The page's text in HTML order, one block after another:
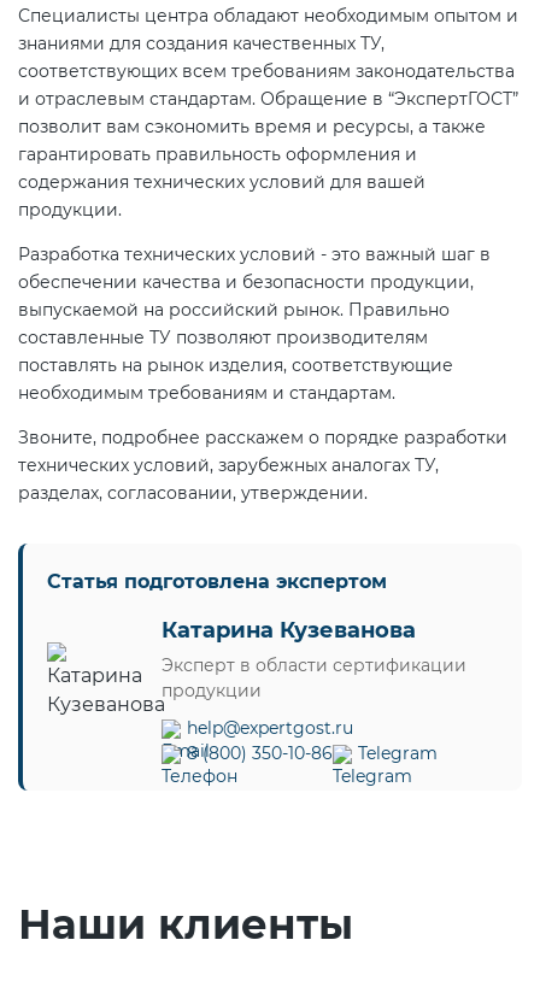
Специалисты центра обладают необходимым опытом и
знаниями для создания качественных ТУ,
соответствующих всем требованиям законодательства
и отраслевым стандартам. Обращение в “ЭкспертГОСТ”
позволит вам сэкономить время и ресурсы, а также
гарантировать правильность оформления и
содержания технических условий для вашей
продукции.
Разработка технических условий - это важный шаг в
обеспечении качества и безопасности продукции,
выпускаемой на российский рынок. Правильно
составленные ТУ позволяют производителям
поставлять на рынок изделия, соответствующие
необходимым требованиям и стандартам.
Звоните, подробнее расскажем о порядке разработки
технических условий, зарубежных аналогах ТУ,
разделах, согласовании, утверждении.
Статья подготовлена экспертом
Катарина Кузеванова
Эксперт в области сертификации
продукции
help@expertgost.ru
8 (800) 350-10-86
Telegram
Наши клиенты